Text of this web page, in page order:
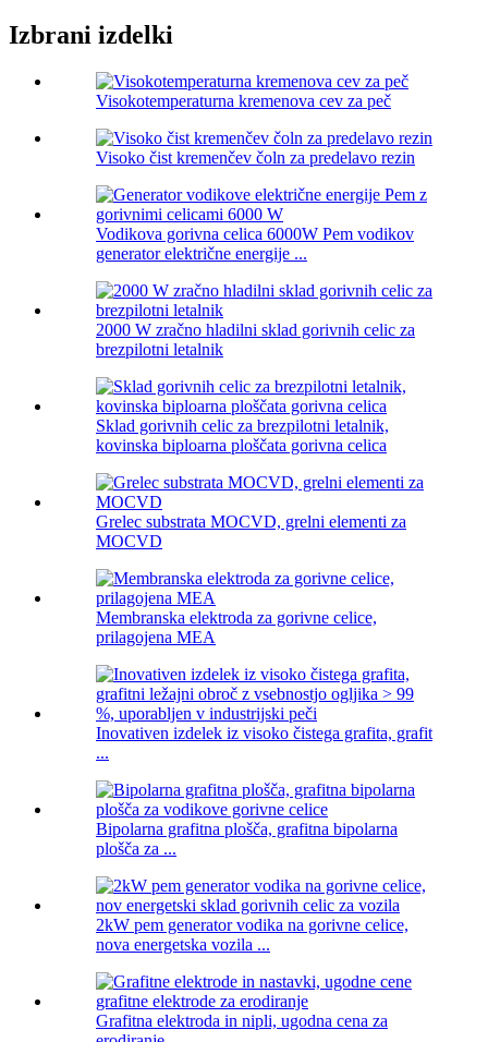
Izbrani izdelki
Visokotemperaturna kremenova cev za peč
Visoko čist kremenčev čoln za predelavo rezin
Vodikova gorivna celica 6000W Pem vodikov
generator električne energije ...
2000 W zračno hladilni sklad gorivnih celic za
brezpilotni letalnik
Sklad gorivnih celic za brezpilotni letalnik,
kovinska biploarna ploščata gorivna celica
Grelec substrata MOCVD, grelni elementi za
MOCVD
Membranska elektroda za gorivne celice,
prilagojena MEA
Inovativen izdelek iz visoko čistega grafita, grafit
...
Bipolarna grafitna plošča, grafitna bipolarna
plošča za ...
2kW pem generator vodika na gorivne celice,
nova energetska vozila ...
Grafitna elektroda in nipli, ugodna cena za